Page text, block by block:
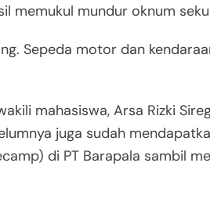
memukul mundur oknum
Sepeda motor dan
mahasiswa, Arsa Rizki
juga sudah
di PT Barapala sambil